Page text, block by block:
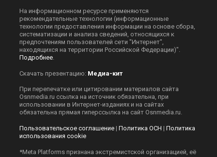
На информационном ресурсе применяются
рекомендательные технологии (информационные
технологии предоставления информации на основе сбора,
систематизации и анализа сведений, относящихся к
предпочтениям пользователей сети "Интернет",
находящихся на территории Российской Федерации)".
Подробнее.
Скачать презентацию: Медиа-кит
При перепечатке или цитировании материалов сайта
Оsnmedia.ru ссылка на источник обязательна, при
использовании в Интернет-изданиях и на сайтах
обязательна прямая гиперссылка на сайт Оsnmedia.ru.
Пользовательское соглашение | Политика ОСН | Политика
использования cookie
*Meta Platforms признана экстремистской организацией, её